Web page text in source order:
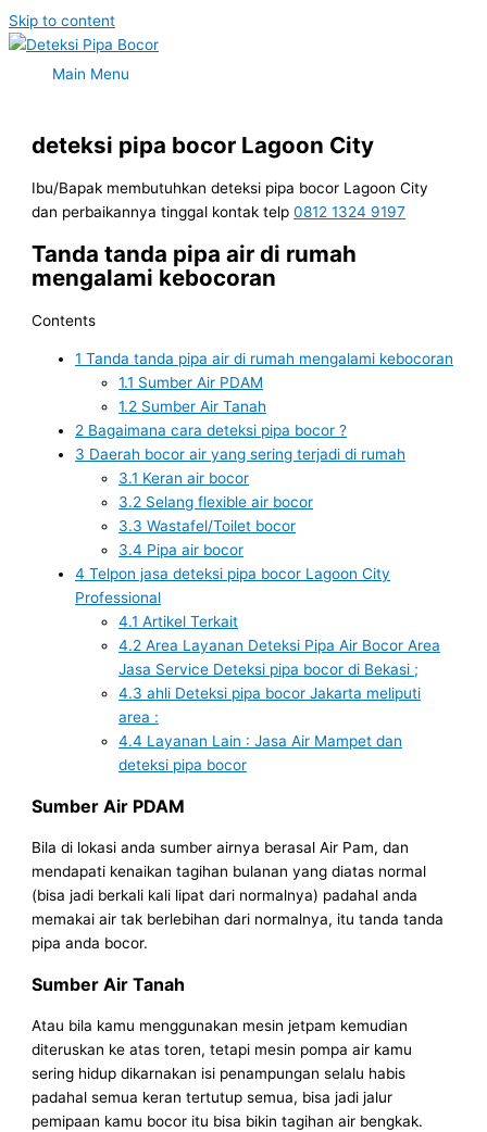
Skip to content
Main Menu
deteksi pipa bocor Lagoon City
Ibu/Bapak membutuhkan deteksi pipa bocor Lagoon City
dan perbaikannya tinggal kontak telp0812 1324 9197
Tanda tanda pipa air di rumah
mengalami kebocoran
Contents
1 Tanda tanda pipa air di rumah mengalami kebocoran
1.1 Sumber Air PDAM
1.2 Sumber Air Tanah
2 Bagaimana cara deteksi pipa bocor ?
3 Daerah bocor air yang sering terjadi di rumah
3.1 Keran air bocor
3.2 Selang flexible air bocor
3.3 Wastafel/Toilet bocor
3.4 Pipa air bocor
4 Telpon jasa deteksi pipa bocor Lagoon City
Professional
4.1 Artikel Terkait
4.2 Area Layanan Deteksi Pipa Air Bocor Area
Jasa Service Deteksi pipa bocor di Bekasi ;
4.3 ahli Deteksi pipa bocor Jakarta meliputi
area :
4.4 Layanan Lain : Jasa Air Mampet dan
deteksi pipa bocor
Sumber Air PDAM
Bila di lokasi anda sumber airnya berasal Air Pam, dan
mendapati kenaikan tagihan bulanan yang diatas normal
(bisa jadi berkali kali lipat dari normalnya) padahal anda
memakai air tak berlebihan dari normalnya, itu tanda tanda
pipa anda bocor.
Sumber Air Tanah
Atau bila kamu menggunakan mesin jetpam kemudian
diteruskan ke atas toren, tetapi mesin pompa air kamu
sering hidup dikarnakan isi penampungan selalu habis
padahal semua keran tertutup semua, bisa jadi jalur
pemipaan kamu bocor itu bisa bikin tagihan air bengkak.